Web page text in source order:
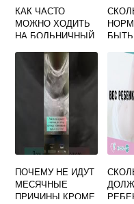
КАК ЧАСТО
МОЖНО ХОДИТЬ
НА БОЛЬНИЧНЫЙ
ПОЧЕМУ НЕ ИДУТ
МЕСЯЧНЫЕ
ПРИЧИНЫ КРОМЕ